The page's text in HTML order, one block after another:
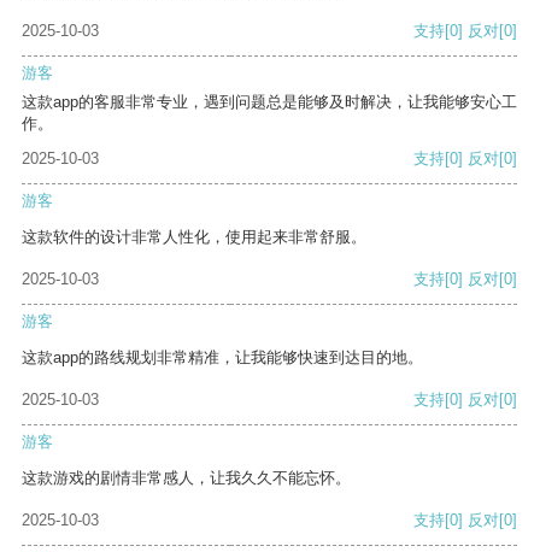
2025-10-03 支持[0] 反对[0]
游客
这款app的客服非常专业，遇到问题总是能够及时解决，让我能够安心工
作。
2025-10-03
支持[0] 反对[0]
游客
这款软件的设计非常人性化，使用起来非常舒服。
2025-10-03 支持[0] 反对[0]
游客
这款app的路线规划非常精准，让我能够快速到达目的地。
2025-10-03 支持[0] 反对[0]
游客
这款游戏的剧情非常感人，让我久久不能忘怀。
2025-10-03 支持[0] 反对[0]